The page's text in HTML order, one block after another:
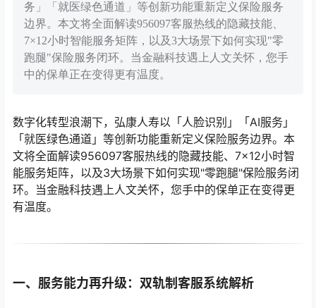
务」「就医绿色通道」等创新功能重新定义保险服务
边界。本文将全面解读956097客服热线的隐藏技能、
7×12小时智能服务矩阵，以及3大场景下如何实现"零
跑腿"保险服务闭环。当金融科技遇上人文关怀，您手
中的保单正在变得更有温度。
数字化转型浪潮下，弘康人寿以「人脸识别」「AI服务」
「就医绿色通道」等创新功能重新定义保险服务边界。本
文将全面解读956097客服热线的隐藏技能、7×12小时智
能服务矩阵，以及3大场景下如何实现"零跑腿"保险服务闭
环。当金融科技遇上人文关怀，您手中的保单正在变得更
有温度。
一、服务能力再升级：双轨制客服系统解析